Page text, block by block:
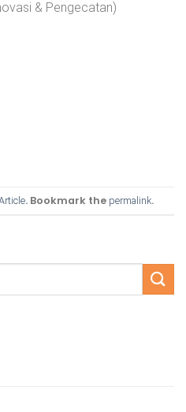
& Pengecatan)
. Bookmark the permalink.